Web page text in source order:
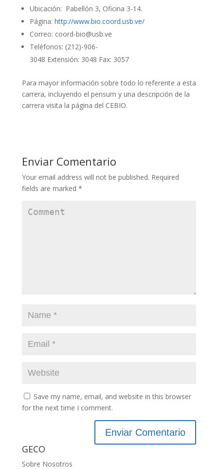
Ubicación: Pabellón 3, Oficina 3-14.
Página: http://www.bio.coord.usb.ve/
Correo: coord-bio@usb.ve
Teléfonos: (212)-906-
3048 Extensión: 3048 Fax: 3057
Para mayor información sobre todo lo referente a esta
carrera, incluyendo el pensum y una descripción de la
carrera visita la página del CEBIO.
Enviar Comentario
Your email address will not be published. Required
fields are marked *
Save my name, email, and website in this browser
for the next time I comment.
GECO
Sobre Nosotros